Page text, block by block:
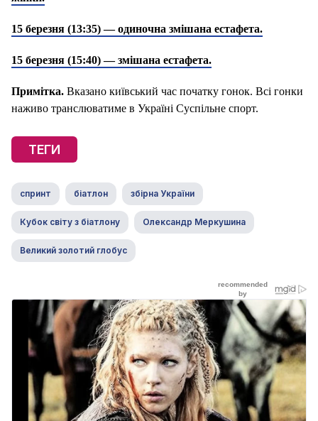
15 березня (13:35) — одиночна змішана естафета.
15 березня (15:40) — змішана естафета.
Примітка. Вказано київський час початку гонок. Всі гонки
наживо транслюватиме в Україні Суспільне спорт.
ТЕГИ
спринт біатлон збірна України
Кубок світу з біатлону Олександр Меркушина
Великий золотий глобус